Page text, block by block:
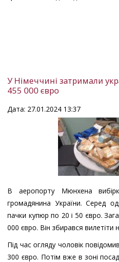
У Німеччині затримали
455 000 євро
Дата: 27.01.2024 13:37
В аеропорту Мюнхена
громадянина України. Серед
пачки купюр по 20 і 50 євро.
000 євро. Він збирався вилетіти
Під час огляду чоловік
300 євро. Потім вже в зоні